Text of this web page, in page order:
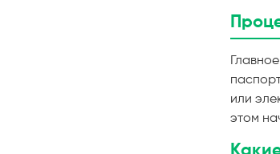
или
этом